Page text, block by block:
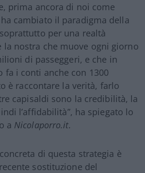
prima ancora di noi come
cambiato il paradigma della
per una realtà
la nostra che muove ogni giorno
di passeggeri, e che in
fa i conti anche con 1300
è raccontare la verità, farlo
capisaldi sono la credibilità, la
l’affidabilità”, ha spiegato lo
a Nicolaporro.it.
di questa strategia è
sostituzione del